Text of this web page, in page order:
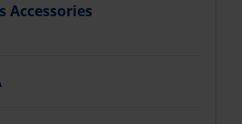
Accessories